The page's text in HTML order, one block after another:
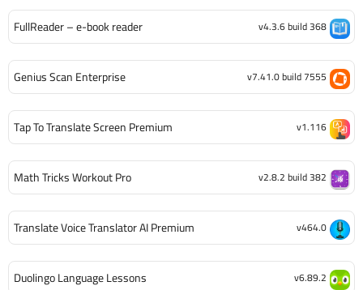
FullReader – e-book reader v4.3.6 build 368
Genius Scan Enterprise v7.41.0 build 7555
Tap To Translate Screen Premium v1.116
Math Tricks Workout Pro v2.8.2 build 382
Translate Voice Translator AI Premium v464.0
Duolingo Language Lessons v6.89.2